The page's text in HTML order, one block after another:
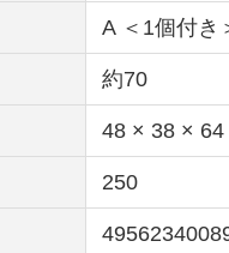
A ＜1個付き
約70
48 × 38 × 64
250